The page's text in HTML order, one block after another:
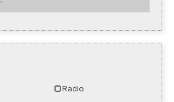
Radio